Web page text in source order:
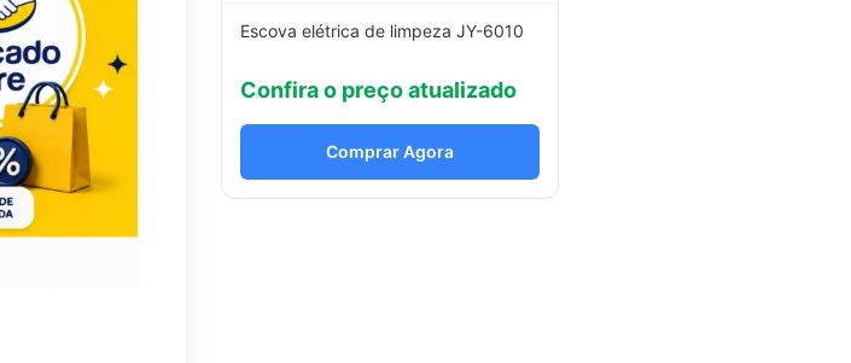
Escova elétrica de limpeza JY-6010
Confira o preço atualizado
Comprar Agora